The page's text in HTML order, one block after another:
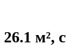
26.1 м²,